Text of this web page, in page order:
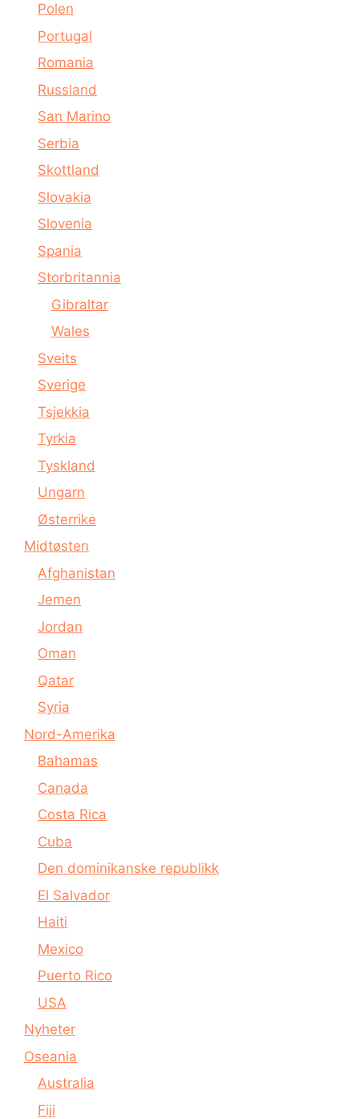
Polen
Portugal
Romania
Russland
San Marino
Serbia
Skottland
Slovakia
Slovenia
Spania
Storbritannia
Gibraltar
Wales
Sveits
Sverige
Tsjekkia
Tyrkia
Tyskland
Ungarn
Østerrike
Midtøsten
Afghanistan
Jemen
Jordan
Oman
Qatar
Syria
Nord-Amerika
Bahamas
Canada
Costa Rica
Cuba
Den dominikanske republikk
El Salvador
Haiti
Mexico
Puerto Rico
USA
Nyheter
Oseania
Australia
Fiji